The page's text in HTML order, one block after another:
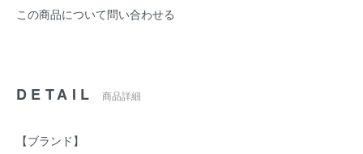
この商品について問い合わせる
DETAIL 商品詳細
【ブランド】